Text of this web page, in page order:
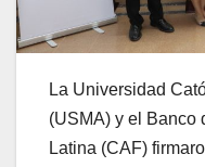
La Universidad
(USMA) y el Banco
Latina (CAF)